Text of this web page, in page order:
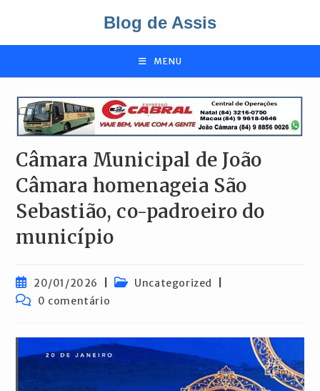
o
Blog de Assis
MENU
Câmara Municipal de João
Câmara homenageia São
Sebastião, co-padroeiro do
município
Post
publicado:
20/01/2026
Categoria
Uncategorized
Comentários
0 comentário